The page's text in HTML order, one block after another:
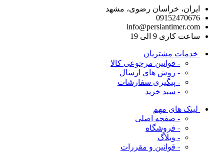
ایران، خراسان رضوی، مشهد
09152470676
info@persiantimer.com
ساعت کاری 9 الی 19
خدمات مشتریان
- قوانین مرجوعی کالا
- روش های ارسال
- پیگیری سفارشات
- سبد خرید
لینک های مهم
- صفحه اصلی
- فروشگاه
- وبلاگ
- قوانین و مقررات